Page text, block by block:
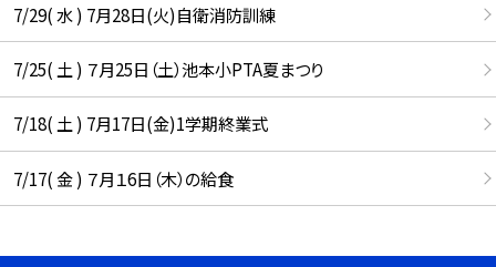
7/29( 水 ) 7月28日(火)自衛消防訓練
7/25( 土 ) ７月25日（土）池本小PTA夏まつり
7/18( 土 ) 7月17日(金)1学期終業式
7/17( 金 ) ７月１6日（木）の給食